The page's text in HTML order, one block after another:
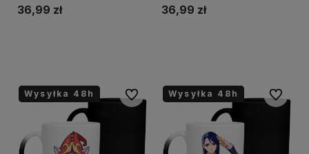
36,99 zł 36,99 zł
Wysyłka 48h
Wysyłka 48h Do ulubionychWysyłka 48h
Wysyłka 48h Do